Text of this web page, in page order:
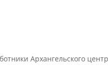
Архангельского